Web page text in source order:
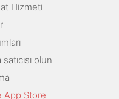
Hizmeti
olun